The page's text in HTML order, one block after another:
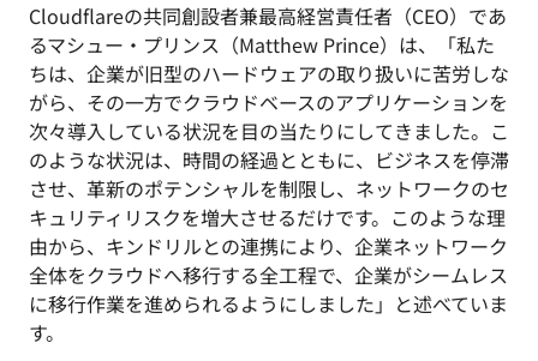
Cloudflareの共同創設者兼最高経営責任者（CEO）であ
るマシュー・プリンス（Matthew Prince）は、「私た
ちは、企業が旧型のハードウェアの取り扱いに苦労しな
がら、その一方でクラウドベースのアプリケーションを
次々導入している状況を目の当たりにしてきました。こ
のような状況は、時間の経過とともに、ビジネスを停滞
させ、革新のポテンシャルを制限し、ネットワークのセ
キュリティリスクを増大させるだけです。このような理
由から、キンドリルとの連携により、企業ネットワーク
全体をクラウドへ移行する全工程で、企業がシームレス
に移行作業を進められるようにしました」と述べていま
す。